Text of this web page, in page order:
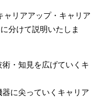
リアアップ・キャリア
分けて説明いたしま
・知見を広げていくキ
に尖っていくキャリア